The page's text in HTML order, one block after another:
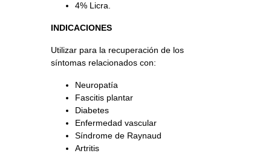
4% Licra.
INDICACIONES
Utilizar para la recuperación de los
síntomas relacionados con:
Neuropatía
Fascitis plantar
Diabetes
Enfermedad vascular
Síndrome de Raynaud
Artritis